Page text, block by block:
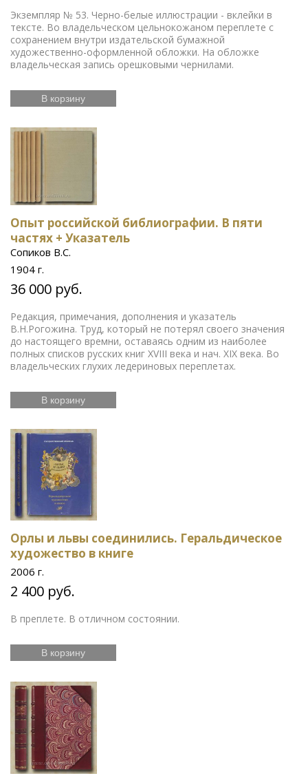
Экземпляр № 53. Черно-белые иллюстрации - вклейки в
тексте. Во владельческом цельнокожаном переплете с
сохранением внутри издательской бумажной
художественно-оформленной обложки. На обложке
владельческая запись орешковыми чернилами.
В корзину
Опыт российской библиографии. В пяти
частях + Указатель
Сопиков В.С.
1904 г.
36 000 руб.
Редакция, примечания, дополнения и указатель
В.Н.Рогожина. Труд, который не потерял своего значения
до настоящего времни, оставаясь одним из наиболее
полных списков русских книг XVIII века и нач. XIX века. Во
владельческих глухих ледериновых переплетах.
В корзину
Орлы и львы соединились. Геральдическое
художество в книге
2006 г.
2 400 руб.
В преплете. В отличном состоянии.
В корзину